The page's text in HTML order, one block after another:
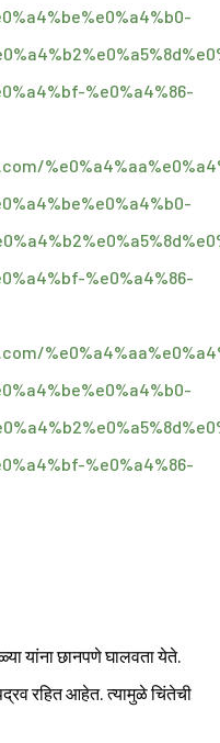
%e0%a4%86-
%e0%a4%86-
%e0%a4%86-
यांना छानपणे घालवता येते.
रहित आहेत. त्यामुळे चिंतेची